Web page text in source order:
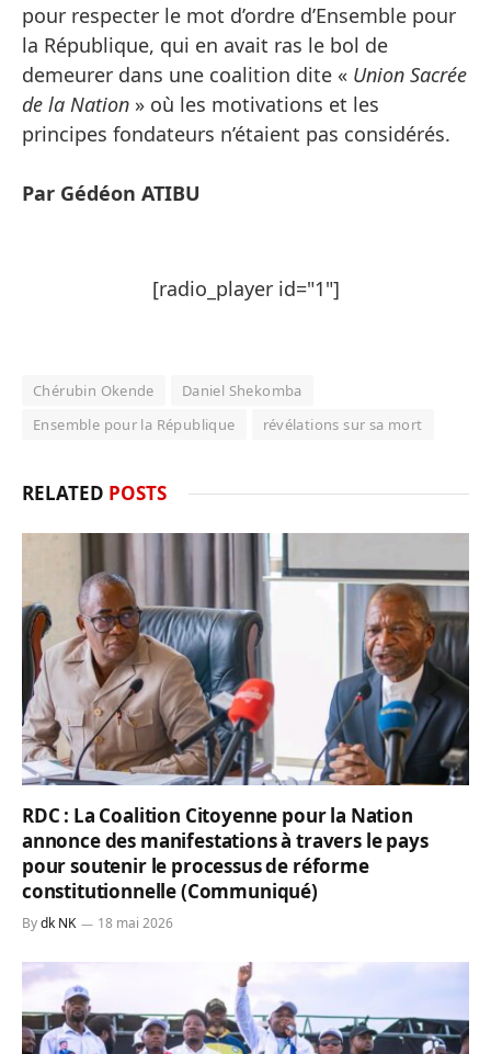
pour respecter le mot d’ordre d’Ensemble pour
la République, qui en avait ras le bol de
demeurer dans une coalition dite « Union Sacrée
de la Nation » où les motivations et les
principes fondateurs n’étaient pas considérés.
Par Gédéon ATIBU
[radio_player id="1"]
Chérubin Okende
Daniel Shekomba
Ensemble pour la République
révélations sur sa mort
RELATED POSTS
RDC : La Coalition Citoyenne pour la Nation
annonce des manifestations à travers le pays
pour soutenir le processus de réforme
constitutionnelle (Communiqué)
Bydk NK 18 mai 2026